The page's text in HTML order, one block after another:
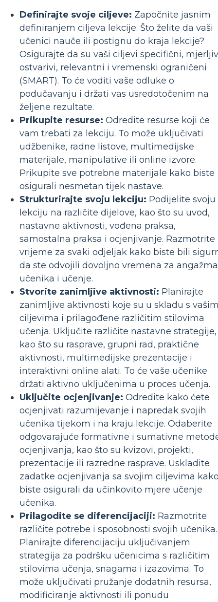
Definirajte svoje ciljeve: Započnite jasnim
definiranjem ciljeva lekcije. Što želite da vaši
učenici nauče ili postignu do kraja lekcije?
Osigurajte da su vaši ciljevi specifični,
ostvarivi, relevantni i vremenski ograničeni
(SMART). To će voditi vaše odluke o
podučavanju i držati vas usredotočenim na
željene rezultate.
Prikupite resurse: Odredite resurse koji će
vam trebati za lekciju. To može uključivati ​​
udžbenike, radne listove, multimedijske
materijale, manipulative ili online izvore.
Prikupite sve potrebne materijale kako biste
osigurali nesmetan tijek nastave.
Strukturirajte svoju lekciju: Podijelite svoju
lekciju na različite dijelove, kao što su uvod,
nastavne aktivnosti, vođena praksa,
samostalna praksa i ocjenjivanje. Razmotrite
vrijeme za svaki odjeljak kako biste bili
da ste odvojili dovoljno vremena za
učenika i učenje.
Stvorite zanimljive aktivnosti: Planirajte
zanimljive aktivnosti koje su u skladu s
ciljevima i prilagođene različitim stilovima
učenja. Uključite različite nastavne strategije,
kao što su rasprave, grupni rad, praktične
aktivnosti, multimedijske prezentacije i
interaktivni online alati. To će vaše učenike
držati aktivno uključenima u proces učenja.
Uključite ocjenjivanje: Odredite kako ćete
ocjenjivati ​​razumijevanje i napredak svojih
učenika tijekom i na kraju lekcije. Odaberite
odgovarajuće formativne i sumativne
ocjenjivanja, kao što su kvizovi, projekti,
prezentacije ili razredne rasprave. Uskladite
zadatke ocjenjivanja sa svojim ciljevima
biste osigurali da učinkovito mjere učenje
učenika.
Prilagodite se diferencijaciji: Razmotrite
različite potrebe i sposobnosti svojih učenika.
Planirajte diferencijaciju uključivanjem
strategija za podršku učenicima s različitim
stilovima učenja, snagama i izazovima. To
može uključivati ​​pružanje dodatnih resursa,
modificiranje aktivnosti ili ponudu